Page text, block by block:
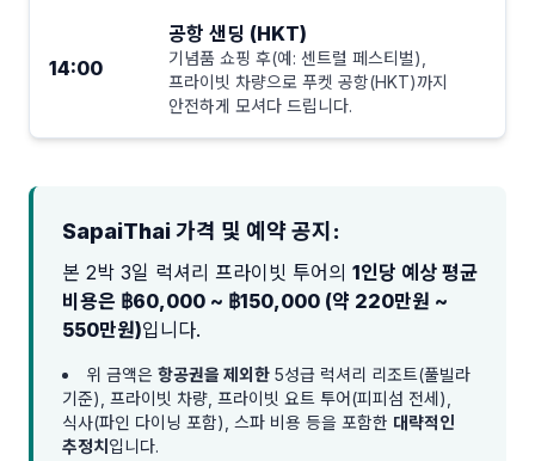
14:00
공항 샌딩 (HKT)
기념품 쇼핑 후(예: 센트럴 페스티벌),
프라이빗 차량으로 푸켓 공항(HKT)까지
안전하게 모셔다 드립니다.
SapaiThai 가격 및 예약 공지:
본 2박 3일 럭셔리 프라이빗 투어의 1인당 예상 평균
비용은 ฿60,000 ~ ฿150,000 (약 220만원 ~
550만원)입니다.
위 금액은 항공권을 제외한 5성급 럭셔리 리조트(풀빌라
기준), 프라이빗 차량, 프라이빗 요트 투어(피피섬 전세),
식사(파인 다이닝 포함), 스파 비용 등을 포함한 대략적인
추정치 입니다.